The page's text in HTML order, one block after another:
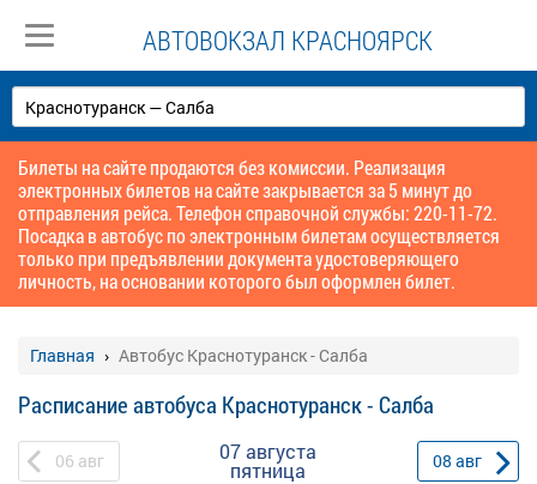
АВТОВОКЗАЛ КРАСНОЯРСК
Билеты на сайте продаются без комиссии. Реализация
электронных билетов на сайте закрывается за 5 минут до
отправления рейса. Телефон справочной службы: 220-11-72.
Посадка в автобус по электронным билетам осуществляется
только при предъявлении документа удостоверяющего
личность, на основании которого был оформлен билет.
Главная Автобус Краснотуранск - Салба
Расписание автобуса Краснотуранск - Салба
06 авг 07 августа
пятница 08 авг